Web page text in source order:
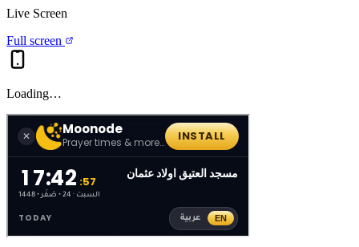
Live Screen
Full screen
Loading…